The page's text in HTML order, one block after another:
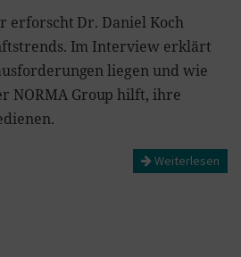
erforscht Dr. Daniel Koch
Im Interview erklärt
liegen und wie
NORMA Group hilft, ihre
Weiterlesen